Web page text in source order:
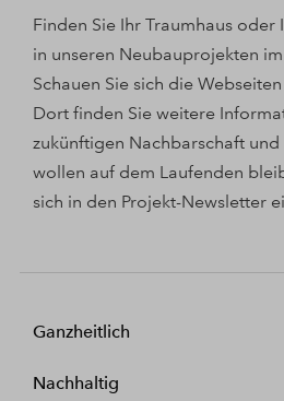
Finden Sie Ihr Traumhaus oder
in unseren Neubauprojekten
Schauen Sie sich die
Dort finden Sie weitere
zukünftigen Nachbarschaft und
wollen auf dem Laufenden
sich in den Projekt-Newsletter
Ganzheitlich
Nachhaltig